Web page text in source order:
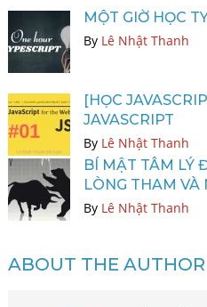
MỘT GIỜ HỌC
By Lê Nhật Thanh
[HỌC
JAVASCRIPT
By Lê Nhật Thanh
BÍ MẬT TÂM LÝ
LÒNG THAM VÀ
By Lê Nhật Thanh
ABOUT THE AUTHOR